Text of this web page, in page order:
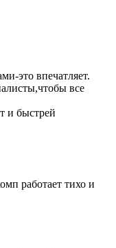
это впечатляет.
все
и быстрей
работает тихо и